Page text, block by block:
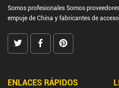
Somos profesionales Somos
empuje de China y fabricantes de
ENLACES RÁPIDOS